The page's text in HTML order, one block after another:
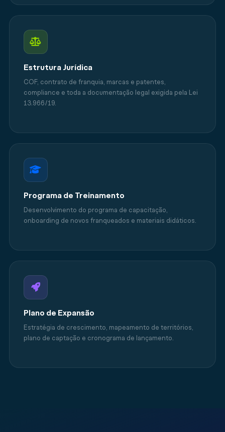
Estrutura Jurídica
COF, contrato de franquia, marcas e patentes,
compliance e toda a documentação legal exigida pela Lei
13.966/19.
Programa de Treinamento
Desenvolvimento do programa de capacitação,
onboarding de novos franqueados e materiais didáticos.
Plano de Expansão
Estratégia de crescimento, mapeamento de territórios,
plano de captação e cronograma de lançamento.